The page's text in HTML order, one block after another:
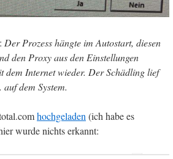
Der Prozess hängte im Autostart, diesen
den Proxy aus den Einstellungen
dem Internet wieder. Der Schädling lief
dem System.
hochgeladen(ich habe es
wurde nichts erkannt: